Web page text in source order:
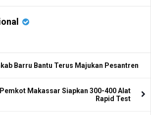
Barru Bantu Terus Majukan Pesantren
Makassar Siapkan 300-400 Alat
Rapid Test